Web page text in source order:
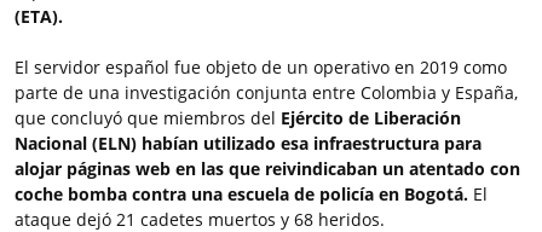
(ETA).
El servidor español fue objeto de un operativo en 2019 como
parte de una investigación conjunta entre Colombia y España,
que concluyó que miembros del Ejército de Liberación
Nacional (ELN) habían utilizado esa infraestructura para
alojar páginas web en las que reivindicaban un atentado con
coche bomba contra una escuela de policía en Bogotá. El
ataque dejó 21 cadetes muertos y 68 heridos.